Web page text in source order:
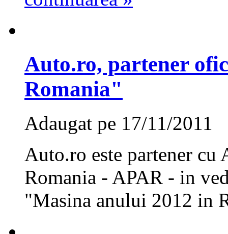
Auto.ro, partener
Romania"
Adaugat pe 17/11/2011
Auto.ro este partener cu
Romania - APAR - in
"Masina anului 2012 in